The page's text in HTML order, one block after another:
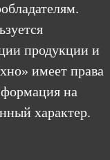
продукции и
имеет права
на
характер.